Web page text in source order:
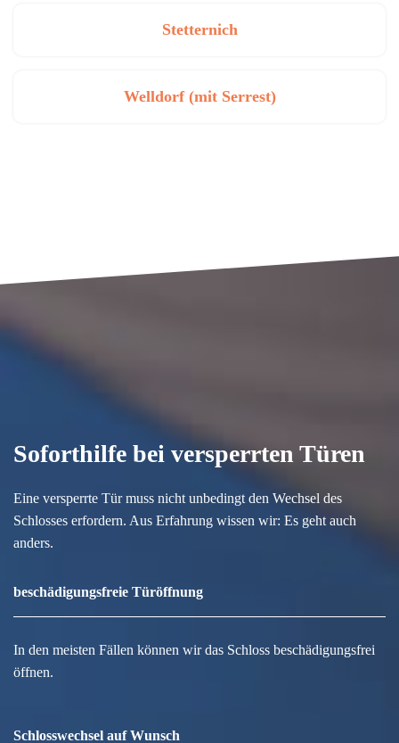
Stetternich
Welldorf (mit Serrest)
Soforthilfe bei versperrten Türen
Eine versperrte Tür muss nicht unbedingt den Wechsel des
Schlosses erfordern. Aus Erfahrung wissen wir: Es geht auch
anders.
beschädigungsfreie Türöffnung
In den meisten Fällen können wir das Schloss beschädigungsfrei
öffnen.
Schlosswechsel auf Wunsch